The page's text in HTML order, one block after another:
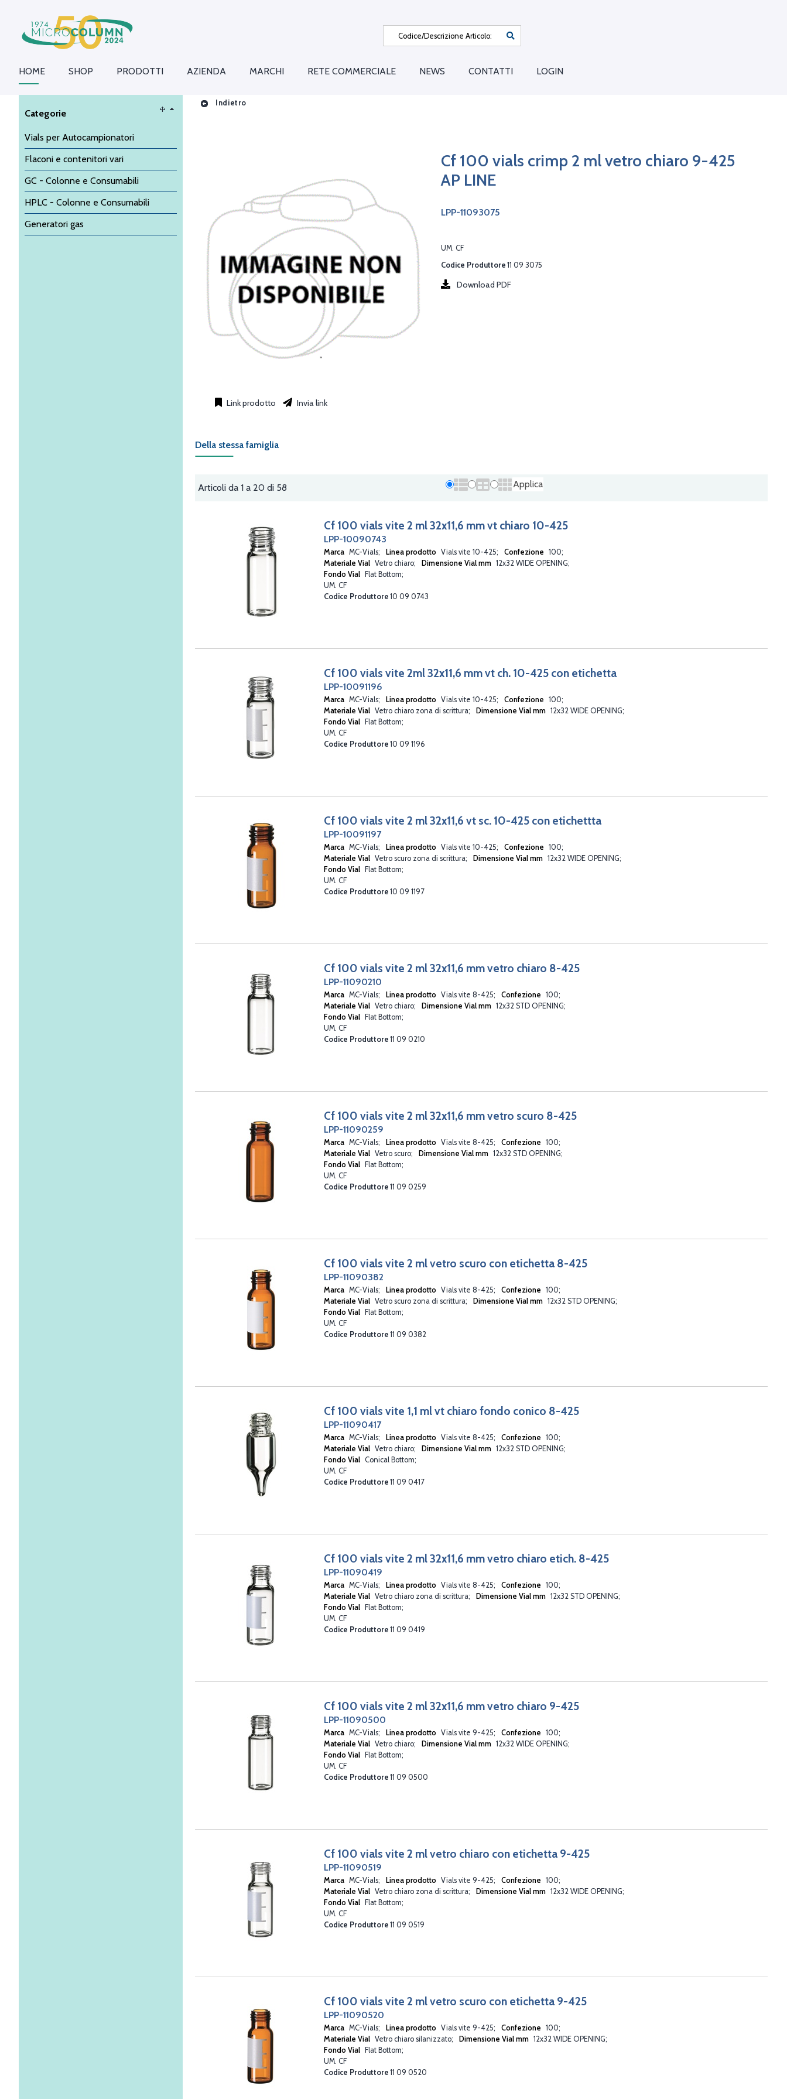
HOME SHOP PRODOTTI AZIENDA MARCHI RETE COMMERCIALE NEWS CONTATTI LOGIN
Categorie
Vials per Autocampionatori
Flaconi e contenitori vari
GC - Colonne e Consumabili
HPLC - Colonne e Consumabili
Generatori gas
Indietro
Cf 100 vials crimp 2 ml vetro chiaro 9-425
AP LINE
LPP-11093075
UM. CF
Download PDF
Codice Produttore 11 09 3075
Link prodotto Invia link
Della stessa famiglia
Applica
Articoli da 1 a 20 di 58
Cf 100 vials vite 2 ml 32x11,6 mm vt chiaro 10-425
LPP-10090743
Marca MC-Vials Linea prodotto Vials vite 10-425 Confezione 100
Materiale Vial Vetro chiaro Dimensione Vial mm 12x32 WIDE OPENING
Fondo Vial
Flat Bottom
UM. CF
Codice Produttore 10 09 0743
Cf 100 vials vite 2ml 32x11,6 mm vt ch. 10-425 con etichetta
LPP-10091196
Marca MC-Vials Linea prodotto Vials vite 10-425 Confezione 100
Materiale Vial Vetro chiaro zona di scrittura Dimensione Vial mm 12x32 WIDE OPENING
Fondo Vial
Flat Bottom
UM. CF
Codice Produttore 10 09 1196
Cf 100 vials vite 2 ml 32x11,6 vt sc. 10-425 con etichettta
LPP-10091197
Marca MC-Vials Linea prodotto Vials vite 10-425 Confezione 100
Materiale Vial Vetro scuro zona di scrittura Dimensione Vial mm 12x32 WIDE OPENING
Fondo Vial
Flat Bottom
UM. CF
Codice Produttore 10 09 1197
Cf 100 vials vite 2 ml 32x11,6 mm vetro chiaro 8-425
LPP-11090210
Marca MC-Vials Linea prodotto Vials vite 8-425 Confezione 100
Materiale Vial Vetro chiaro Dimensione Vial mm 12x32 STD OPENING
Fondo Vial
Flat Bottom
UM. CF
Codice Produttore 11 09 0210
Cf 100 vials vite 2 ml 32x11,6 mm vetro scuro 8-425
LPP-11090259
Marca MC-Vials Linea prodotto Vials vite 8-425 Confezione 100
Materiale Vial Vetro scuro Dimensione Vial mm 12x32 STD OPENING
Fondo Vial
Flat Bottom
UM. CF
Codice Produttore 11 09 0259
Cf 100 vials vite 2 ml vetro scuro con etichetta 8-425
LPP-11090382
Marca MC-Vials Linea prodotto Vials vite 8-425 Confezione 100
Materiale Vial Vetro scuro zona di scrittura Dimensione Vial mm 12x32 STD OPENING
Fondo Vial
Flat Bottom
UM. CF
Codice Produttore 11 09 0382
Cf 100 vials vite 1,1 ml vt chiaro fondo conico 8-425
LPP-11090417
Marca MC-Vials Linea prodotto Vials vite 8-425 Confezione 100
Materiale Vial Vetro chiaro Dimensione Vial mm 12x32 STD OPENING
Fondo Vial Conical Bottom
UM. CF
Codice Produttore 11 09 0417
Cf 100 vials vite 2 ml 32x11,6 mm vetro chiaro etich. 8-425
LPP-11090419
Marca MC-Vials Linea prodotto Vials vite 8-425 Confezione 100
Materiale Vial Vetro chiaro zona di scrittura Dimensione Vial mm 12x32 STD OPENING
Fondo Vial
Flat Bottom
UM. CF
Codice Produttore 11 09 0419
Cf 100 vials vite 2 ml 32x11,6 mm vetro chiaro 9-425
LPP-11090500
Marca MC-Vials Linea prodotto Vials vite 9-425 Confezione 100
Materiale Vial Vetro chiaro Dimensione Vial mm 12x32 WIDE OPENING
Fondo Vial
Flat Bottom
UM. CF
Codice Produttore 11 09 0500
Cf 100 vials vite 2 ml vetro chiaro con etichetta 9-425
LPP-11090519
Marca MC-Vials Linea prodotto Vials vite 9-425 Confezione 100
Materiale Vial Vetro chiaro zona di scrittura Dimensione Vial mm 12x32 WIDE OPENING
Fondo Vial
Flat Bottom
UM. CF
Codice Produttore 11 09 0519
Cf 100 vials vite 2 ml vetro scuro con etichetta 9-425
LPP-11090520
Marca MC-Vials Linea prodotto Vials vite 9-425 Confezione 100
Materiale Vial Vetro chiaro silanizzato Dimensione Vial mm 12x32 WIDE OPENING
Fondo Vial
Flat Bottom
UM. CF
Codice Produttore 11 09 0520